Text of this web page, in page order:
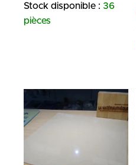
Stock disponible : 36
pièces